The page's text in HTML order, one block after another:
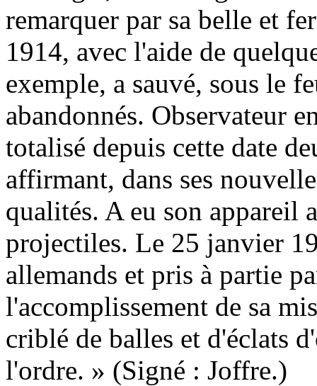
remarquer par sa belle et
1914, avec l'aide de
exemple, a sauvé, sous le
abandonnés. Observateur
totalisé depuis cette date
affirmant, dans ses
qualités. A eu son appareil
projectiles. Le 25 janvier
allemands et pris à partie
l'accomplissement de sa
criblé de balles et d'éclats
l'ordre. » (Signé : Joffre.)